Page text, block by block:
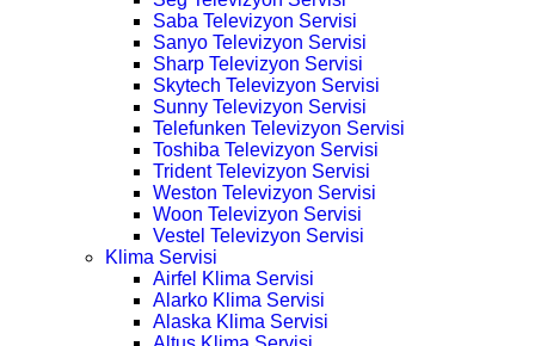
Saba Televizyon Servisi
Sanyo Televizyon Servisi
Sharp Televizyon Servisi
Skytech Televizyon Servisi
Sunny Televizyon Servisi
Telefunken Televizyon Servisi
Toshiba Televizyon Servisi
Trident Televizyon Servisi
Weston Televizyon Servisi
Woon Televizyon Servisi
Vestel Televizyon Servisi
Klima Servisi
Airfel Klima Servisi
Alarko Klima Servisi
Alaska Klima Servisi